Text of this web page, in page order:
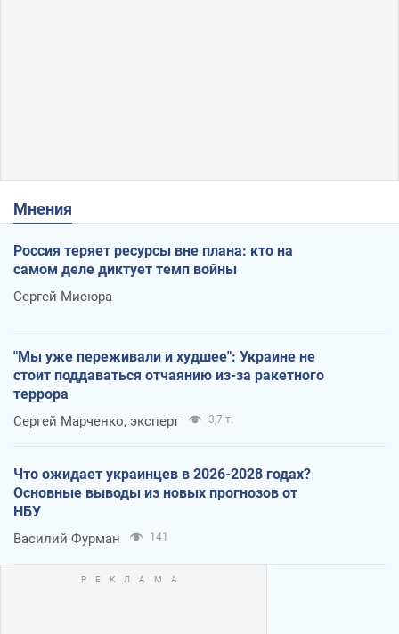
Мнения
Россия теряет ресурсы вне плана: кто на
самом деле диктует темп войны
Сергей Мисюра
"Мы уже переживали и худшее": Украине не
стоит поддаваться отчаянию из-за ракетного
террора
Сергей Марченко, эксперт 3,7 т.
Что ожидает украинцев в 2026-2028 годах?
Основные выводы из новых прогнозов от
НБУ
Василий Фурман 141